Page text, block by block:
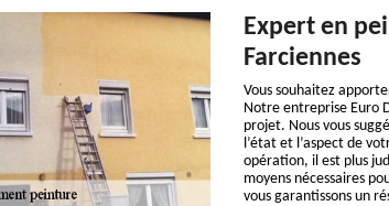
Expert en
Farciennes
Vous souhaitez
Notre entreprise Euro
projet. Nous vous
l’état et l’aspect de
opération, il est plus
moyens nécessaires
vous garantissons un